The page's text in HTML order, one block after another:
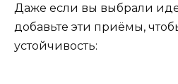
Даже если вы выбрали
добавьте эти приёмы,
устойчивость: